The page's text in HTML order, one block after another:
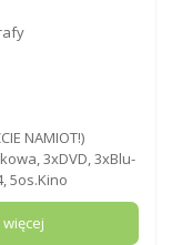
NAMIOT!)
3xDVD, 3xBlu-
5os.Kino
więcej